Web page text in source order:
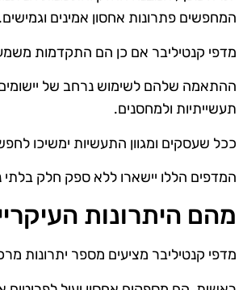
המחפשים פתרונות אחסון אמינים וגמישים.
מדפי קנטיליבר אם כן הם התקדמות
ההתאמה שלהם לשימוש נרחב של
תעשייתיות ולמחסנים.
ככל שעסקים ומגוון התעשיות ימשיכו
המדפים הללו יישארו ללא ספק חלק בלתי
מהם היתרונות
מדפי קנטיליבר מציעים מספר יתרונות